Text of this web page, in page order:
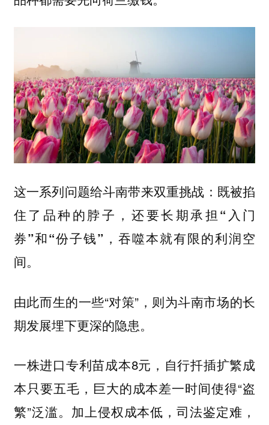
这一系列问题给斗南带来双重挑战： 既被掐
住了品种的脖子，还要长期承担“入门
券”和“份子钱”，吞噬本就有限的利润空
间。
由此而生的一些“对策”，则为斗南市场的长
期发展埋下更深的隐患。
一株进口专利苗成本8元，自行扦插扩繁成
本只要五毛，巨大的成本差一时间使得“盗
繁”泛滥。加上侵权成本低，司法鉴定难，